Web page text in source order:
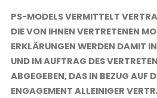
PS-MODELS VERMITTELT
DIE VON IHNEN VERTRETENEN
ERKLÄRUNGEN WERDEN DAMIT
UND IM AUFTRAG DES
ABGEGEBEN, DAS IN BEZUG AUF
ENGAGEMENT ALLEINIGER